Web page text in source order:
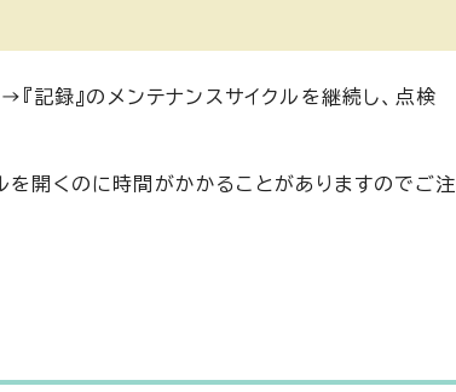
『記録』のメンテナンスサイクルを継続し、点検
を開くのに時間がかかることがありますのでご注